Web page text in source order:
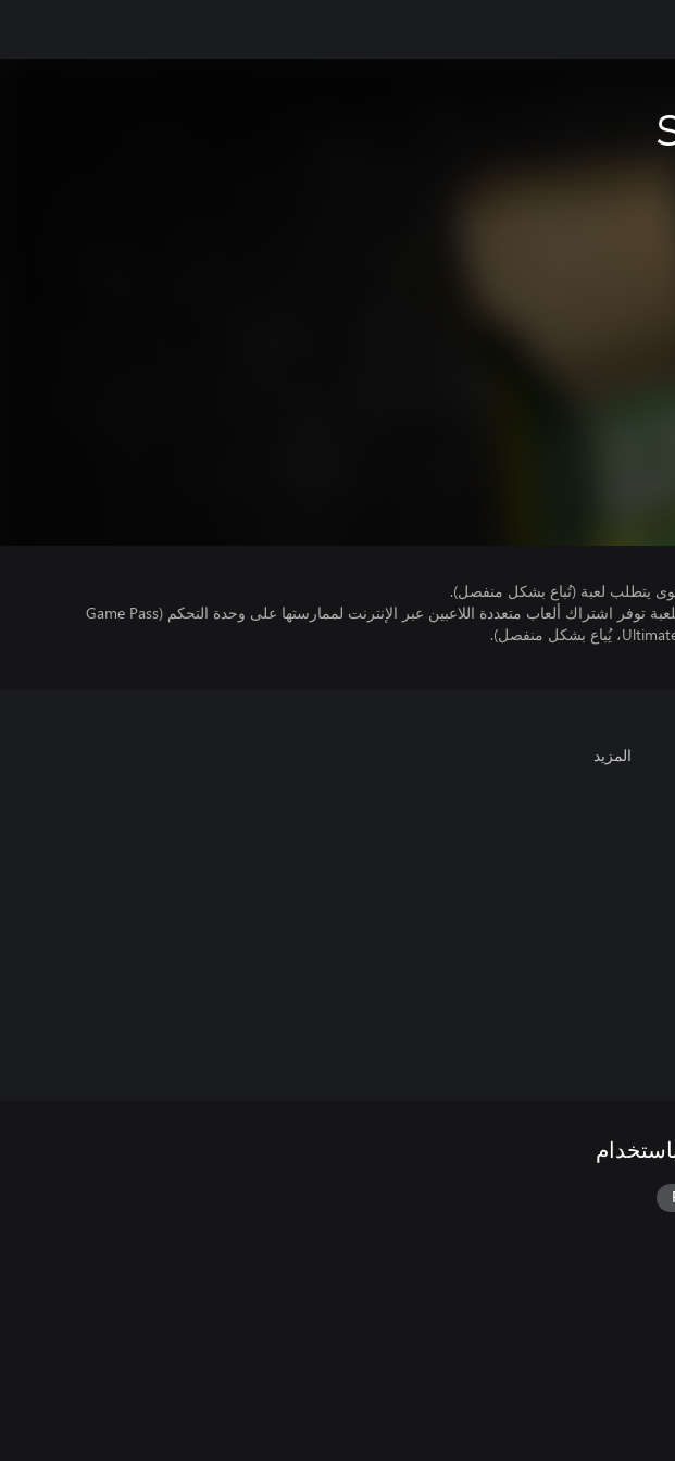
يتطلب لعبة (تُباع بشكل منفصل).
تتطلب اللعبة توفر اشتراك ألعاب متعددة اللاعبين عبر الإنترنت لممارستها على وحدة التحكم (Game Pass
المزيد